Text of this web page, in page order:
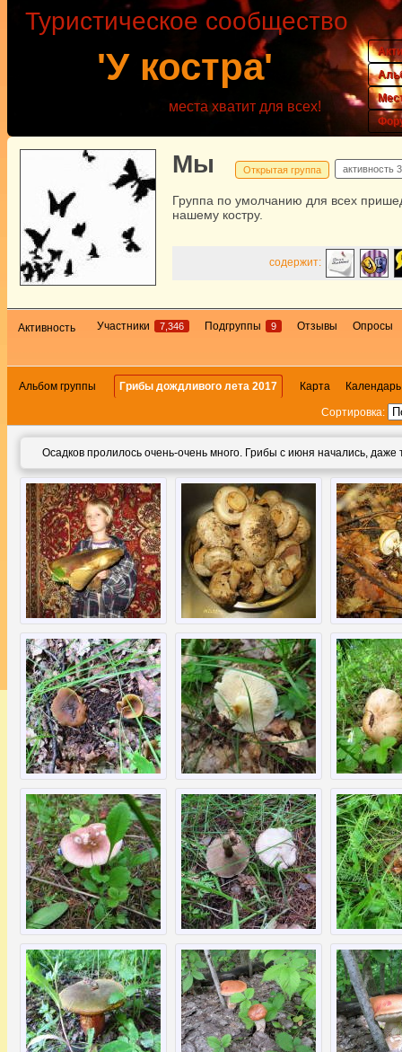
'У костра'
Туристическое сообщество
места хватит для всех!
Мы Открытая группа активность
Группа по умолчанию для всех
нашему костру.
содержит:
Активность Участники 7,346 Подгруппы 9 Отзывы Опросы
Альбом группы Грибы дождливого лета 2017 Карта Календарь
Сортировка:
Осадков пролилось очень-очень много. Грибы с июня начались,